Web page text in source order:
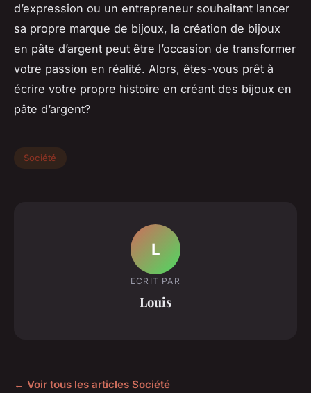
d’expression ou un entrepreneur souhaitant lancer
sa propre marque de bijoux, la création de bijoux
en pâte d’argent peut être l’occasion de transformer
votre passion en réalité. Alors, êtes-vous prêt à
écrire votre propre histoire en créant des bijoux en
pâte d’argent?
Société
L
ECRIT PAR
Louis
← Voir tous les articles Société